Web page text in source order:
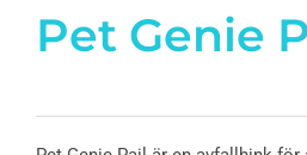
Pet Genie